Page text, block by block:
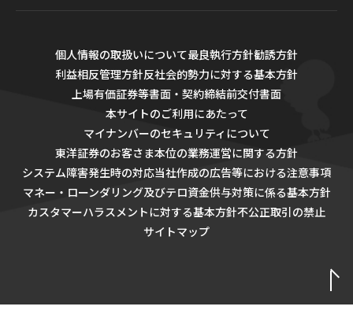
個人情報の取扱いについて最良執行方針勧誘方針
利益相反管理方針反社会的勢力に対する基本方針
上場有価証券等書面・契約締結前交付書面
本サイトのご利用にあたって
マイナンバーのセキュリティについて
東洋証券のお客さま本位の業務運営に関する方針
システム障害発生時の対応当社作成の広告等における注意事項
マネー・ローンダリング及びテロ資金供与対策に係る基本方針
カスタマーハラスメントに対する基本方針不公正取引の禁止
サイトマップ